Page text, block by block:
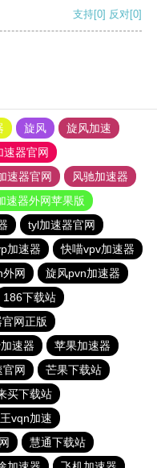
支持[0] 反对[0]
旋风
旋风加速
速器官网
速器官网
风驰加速器
速器外网苹果版
tyl加速器官网
加速器
快喵vpv加速器
外网
旋风pvn加速器
186下载站
网正版
速器
苹果加速器
官网
芒果下载站
买下载站
vqn加速
慧通下载站